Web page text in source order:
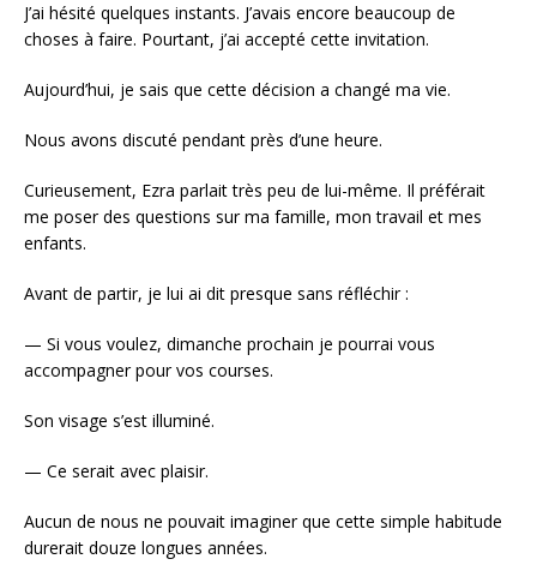
J’ai hésité quelques instants. J’avais encore beaucoup de
choses à faire. Pourtant, j’ai accepté cette invitation.
Aujourd’hui, je sais que cette décision a changé ma vie.
Nous avons discuté pendant près d’une heure.
Curieusement, Ezra parlait très peu de lui-même. Il préférait
me poser des questions sur ma famille, mon travail et mes
enfants.
Avant de partir, je lui ai dit presque sans réfléchir :
— Si vous voulez, dimanche prochain je pourrai vous
accompagner pour vos courses.
Son visage s’est illuminé.
— Ce serait avec plaisir.
Aucun de nous ne pouvait imaginer que cette simple habitude
durerait douze longues années.